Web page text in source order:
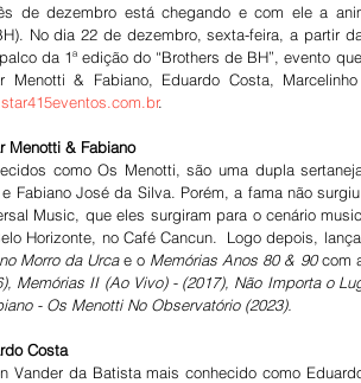
de dezembro está chegando e com ele a
No dia 22 de dezembro, sexta-feira, a partir
da 1ª edição do “Brothers de BH”, evento
.
Menotti & Fabiano
como Os Menotti, são uma dupla
Fabiano José da Silva. Porém, a fama não
Music, que eles surgiram para o cenário
Horizonte, no Café Cancun.  Logo depois,
Morro da Urca e o Memórias Anos 80 & 90 com
Memórias II (Ao Vivo) - (2017), Não Importa o
- Os Menotti No Observatório (2023).
Costa
Vander da Batista mais conhecido como